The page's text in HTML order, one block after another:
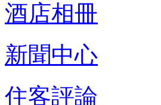
酒店相冊
新聞中心
住客評論